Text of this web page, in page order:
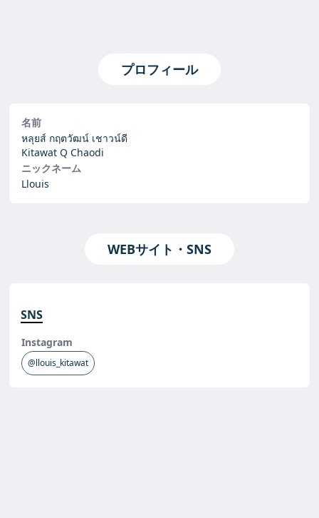
プロフィール
名前
หลุยส์ กฤตวัฒน์ เชาวน์ดี
Kitawat Q Chaodi
ニックネーム
Llouis
WEBサイト・SNS
SNS
Instagram
@llouis_kitawat